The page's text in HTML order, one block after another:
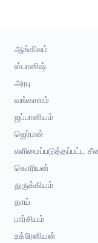
ஆங்கிலம்
ஸ்பானிஷ்
அரபு
வங்காளம்
ஜப்பானியம்
ஜெர்மன்
எளிமைப்படுத்தப்பட்ட
கொரியன்
துருக்கியம்
தாய்
பார்சியம்
உக்ரேனியன்